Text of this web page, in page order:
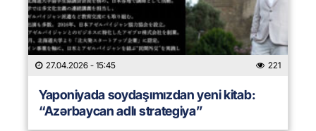
27.04.2026 - 15:45 221
Yaponiyada soydaşımızdan yeni kitab:
“Azərbaycan adlı strategiya”